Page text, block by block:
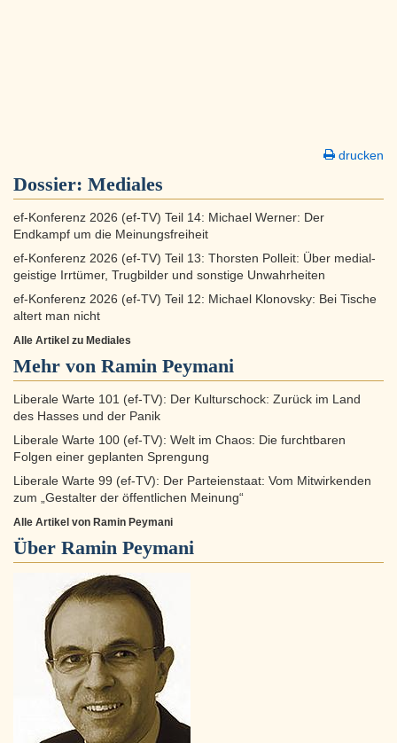
drucken
Dossier: Mediales
ef-Konferenz 2026 (ef-TV) Teil 14: Michael Werner: Der
Endkampf um die Meinungsfreiheit
ef-Konferenz 2026 (ef-TV) Teil 13: Thorsten Polleit: Über medial-
geistige Irrtümer, Trugbilder und sonstige Unwahrheiten
ef-Konferenz 2026 (ef-TV) Teil 12: Michael Klonovsky: Bei Tische
altert man nicht
Alle Artikel zu Mediales
Mehr von Ramin Peymani
Liberale Warte 101 (ef-TV): Der Kulturschock: Zurück im Land
des Hasses und der Panik
Liberale Warte 100 (ef-TV): Welt im Chaos: Die furchtbaren
Folgen einer geplanten Sprengung
Liberale Warte 99 (ef-TV): Der Parteienstaat: Vom Mitwirkenden
zum „Gestalter der öffentlichen Meinung“
Alle Artikel von Ramin Peymani
Über Ramin Peymani